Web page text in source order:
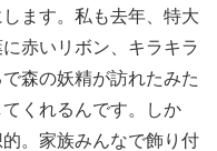
ます。私も去年、特大
赤いリボン、キラキラ
森の妖精が訪れたみた
くれるんです。しか
。家族みんなで飾り付